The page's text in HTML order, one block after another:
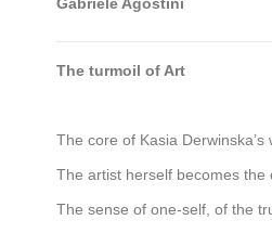
The turmoil of Art
The core of Kasia
The artist herself becomes the
The sense of one-self, of the